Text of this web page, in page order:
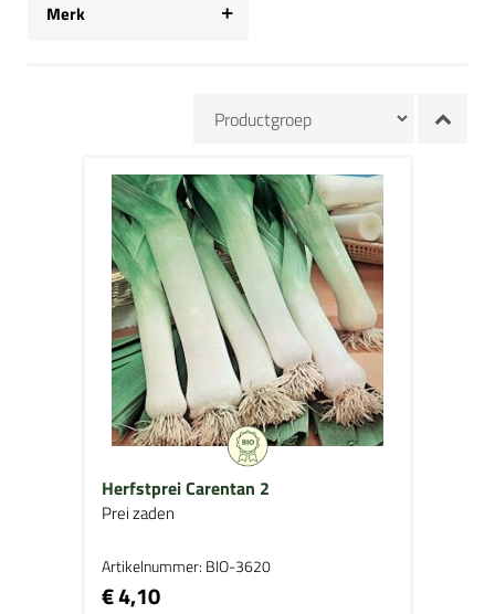
Merk
Herfstprei Carentan 2
Prei zaden
Artikelnummer: BIO-3620
€ 4,10